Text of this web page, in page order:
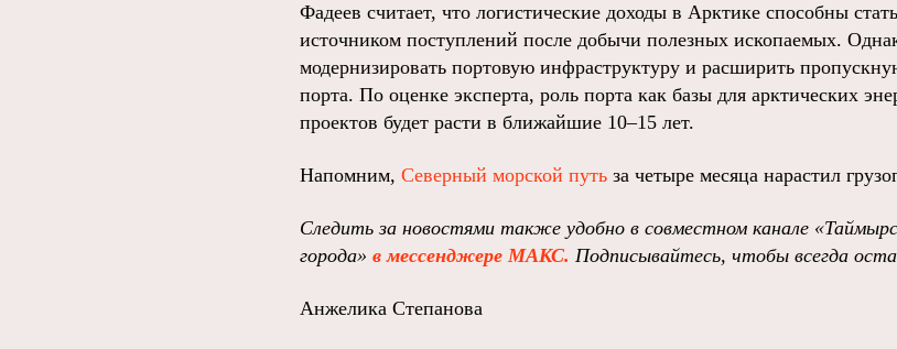
Фадеев считает, что логистические доходы в Арктике способны
источником поступлений после добычи полезных ископаемых.
модернизировать портовую инфраструктуру и расширить
порта. По оценке эксперта, роль порта как базы для арктических
проектов будет расти в ближайшие 10–15 лет.
Напомним, Северный морской путь за четыре месяца нарастил
Следить за новостями также удобно в совместном канале
города» в мессенджере МАКС. Подписывайтесь, чтобы всегда
Анжелика Степанова